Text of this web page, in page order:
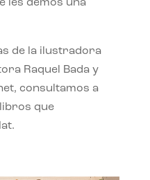
les demos una
de la ilustradora
Raquel Bada y
consultamos a
que